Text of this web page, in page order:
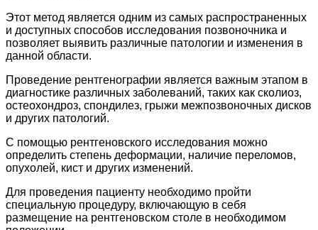
Этот метод является одним из самых распространенных
и доступных способов исследования позвоночника и
позволяет выявить различные патологии и изменения в
данной области.
Проведение рентгенографии является важным этапом в
диагностике различных заболеваний, таких как сколиоз,
остеохондроз, спондилез, грыжи межпозвоночных дисков
и других патологий.
С помощью рентгеновского исследования можно
определить степень деформации, наличие переломов,
опухолей, кист и других изменений.
Для проведения пациенту необходимо пройти
специальную процедуру, включающую в себя
размещение на рентгеновском столе в необходимом